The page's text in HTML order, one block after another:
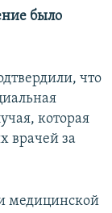
было
что
которая
врачей за
медицинской